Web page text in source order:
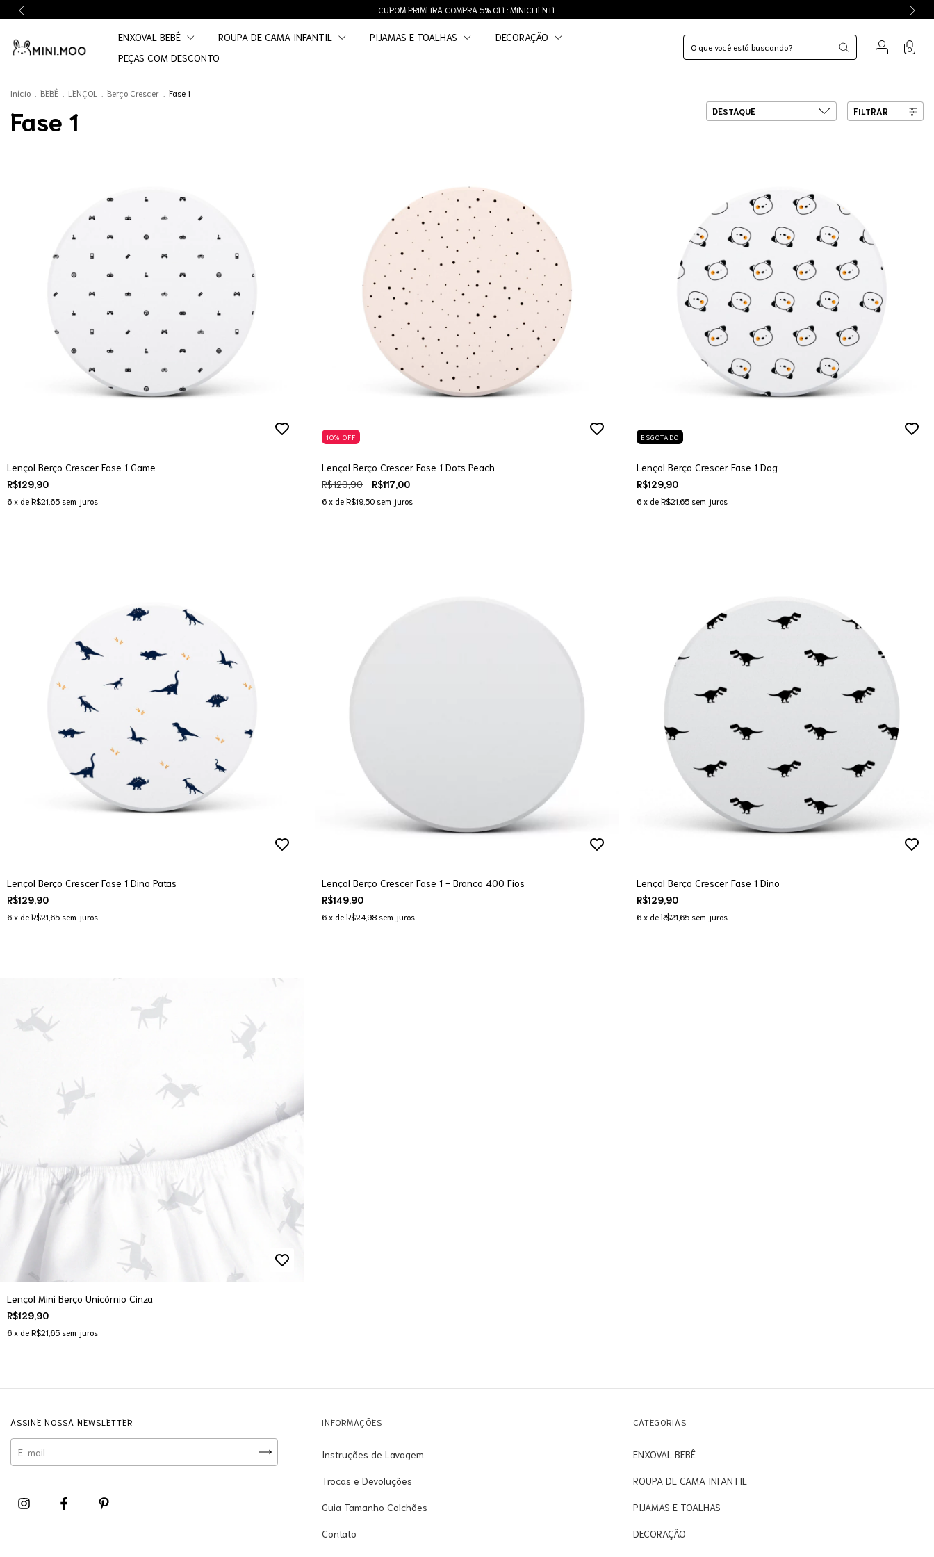
CUPOM PRIMEIRA COMPRA 5% OFF: MINICLIENTE
ENXOVAL BEBÊ ROUPA DE CAMA INFANTIL PIJAMAS E TOALHAS
DECORAÇÃO
PEÇAS COM DESCONTO
0
Início BEBÊ LENÇOL Berço Crescer Fase 1
Fase 1 FILTRAR
Lençol Berço Crescer Fase 1 Game
R$129,90
6 x de R$21,65 sem juros
10% OFF
Lençol Berço Crescer Fase 1 Dots Peach
R$129,90 R$117,00
6 x de R$19,50 sem juros
ESGOTADO
Lençol Berço Crescer Fase 1 Dog
R$129,90
6 x de R$21,65 sem juros
Lençol Berço Crescer Fase 1 Dino Patas
R$129,90
6 x de R$21,65 sem juros
Lençol Berço Crescer Fase 1 - Branco 400 Fios
R$149,90
6 x de R$24,98 sem juros
Lençol Berço Crescer Fase 1 Dino
R$129,90
6 x de R$21,65 sem juros
Lençol Mini Berço Unicórnio Cinza
R$129,90
6 x de R$21,65 sem juros
ASSINE NOSSA NEWSLETTER INFORMAÇÕES
Instruções de Lavagem
Trocas e Devoluções
Guia Tamanho Colchões
Contato
CATEGORIAS
ENXOVAL BEBÊ
ROUPA DE CAMA INFANTIL
PIJAMAS E TOALHAS
DECORAÇÃO